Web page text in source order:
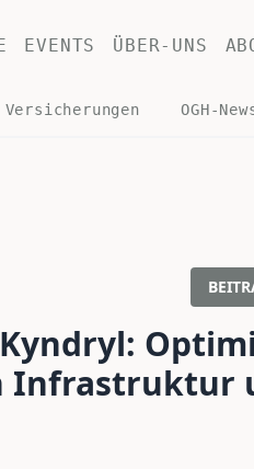
EVENTS ÜBER-UNS
Versicherungen OGH-
Infrastruktur